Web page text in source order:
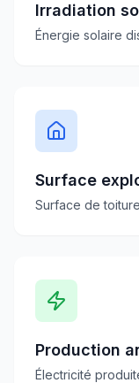
Irradiation
Énergie solaire
Surface
Surface de
Production
Électricité